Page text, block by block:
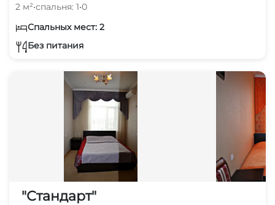
2 м²•спальня: 1•0
Спальных мест: 2
Без питания
"Стандарт"